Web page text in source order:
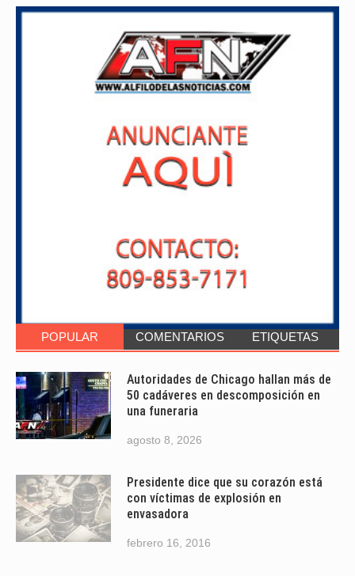
POPULAR COMENTARIOS ETIQUETAS
Autoridades de Chicago hallan más de
50 cadáveres en descomposición en
una funeraria
agosto 8, 2026
Presidente dice que su corazón está
con víctimas de explosión en
envasadora
febrero 16, 2016